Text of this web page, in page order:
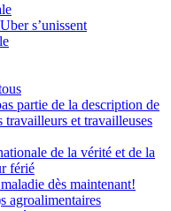
s’unissent
partie de la description de
travailleurs et travailleuses
de la vérité et de la
férié
dès maintenant!
agroalimentaires